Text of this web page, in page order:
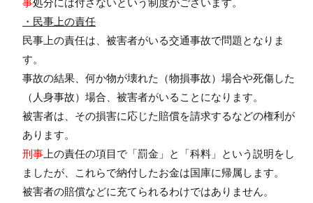
・民事上の責任
民事上の責任は、被害者がいる交通事故で問題となりま
す。
事故の結果、何か物が壊れた（物損事故）場合や死傷した
（人身事故）場合、被害者がいることになります。
被害者は、その損害に応じた賠償を請求するなどの権利が
あります。
刑事 上の責任の項目で「罰金」と「科料」という説明をし
ましたが、これらで納付したお金は国庫に帰属します。
被害者の賠償などに充てられるわけではありません。